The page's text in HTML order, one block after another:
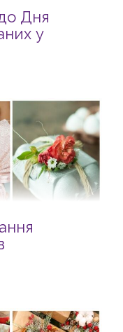
Дня
у